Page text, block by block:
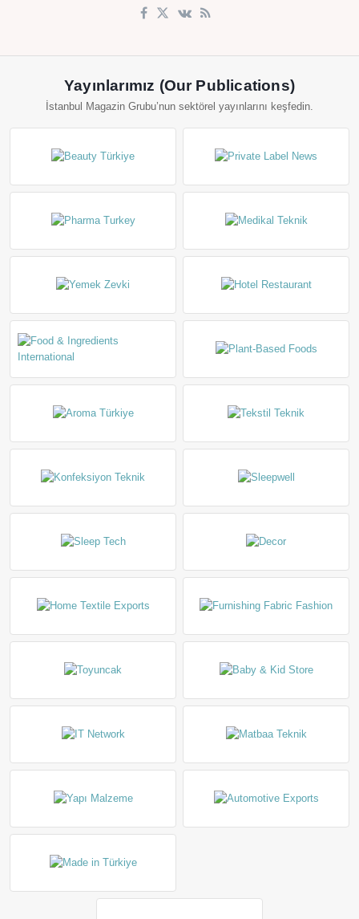
Yayınlarımız (Our Publications)
İstanbul Magazin Grubu’nun sektörel yayınlarını keşfedin.